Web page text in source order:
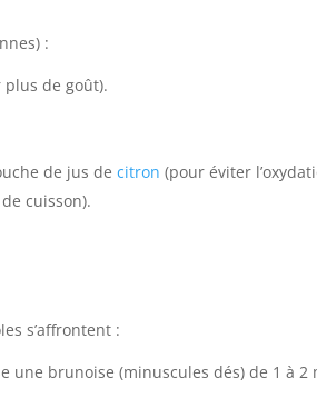
:
de goût).
de jus decitron (pour éviter
cuisson).
s’affrontent :
une brunoise (minuscules dés) de 1 à